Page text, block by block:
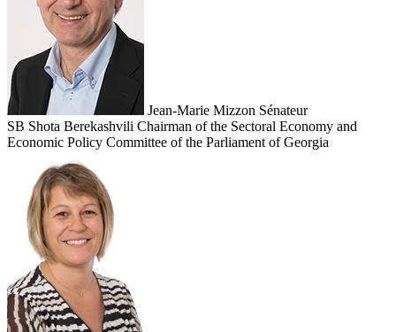
Jean-Marie Mizzon Sénateur
SB Shota Berekashvili Chairman of the Sectoral Economy and
Economic Policy Committee of the Parliament of Georgia